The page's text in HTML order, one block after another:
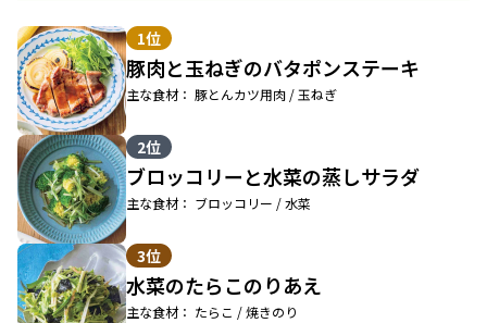
1位
豚肉と玉ねぎのバタポンステーキ
主な食材： 豚とんカツ用肉 / 玉ねぎ
2位
ブロッコリーと水菜の蒸しサラダ
主な食材： ブロッコリー / 水菜
3位
水菜のたらこのりあえ
主な食材： たらこ / 焼きのり